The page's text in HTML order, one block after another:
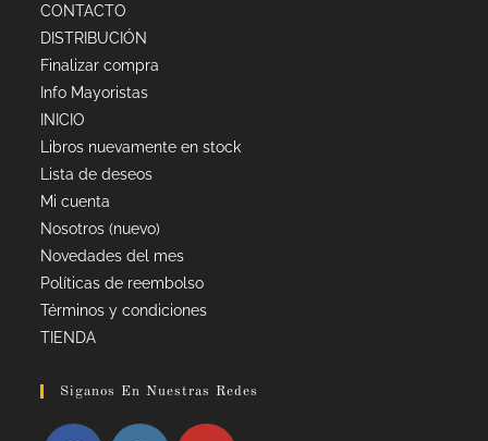
CONTACTO
DISTRIBUCIÓN
Finalizar compra
Info Mayoristas
INICIO
Libros nuevamente en stock
Lista de deseos
Mi cuenta
Nosotros (nuevo)
Novedades del mes
Políticas de reembolso
Términos y condiciones
TIENDA
Siganos En Nuestras Redes